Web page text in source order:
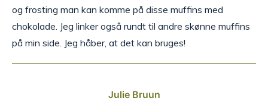
og frosting man kan komme på disse muffins med
chokolade. Jeg linker også rundt til andre skønne muffins
på min side. Jeg håber, at det kan bruges!
Julie Bruun